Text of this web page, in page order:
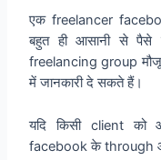
एक freelancer
बहुत ही आसानी से
freelancing group
में जानकारी दे सकते हैं।
यदि किसी client को
facebook के through